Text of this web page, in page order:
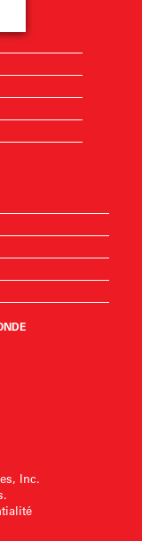
Inc.